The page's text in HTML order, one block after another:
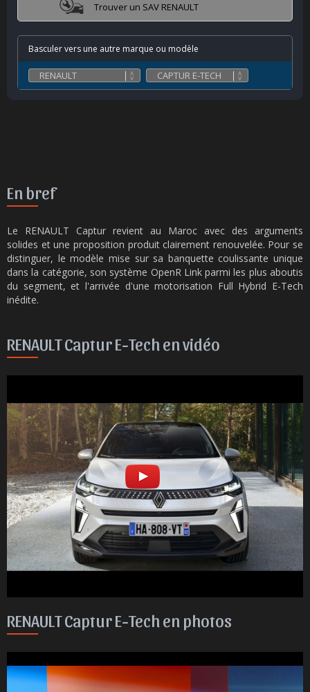
Trouver un SAV RENAULT
Basculer vers une autre marque ou modèle
En bref
Le RENAULT Captur revient au Maroc avec des arguments
solides et une proposition produit clairement renouvelée. Pour se
distinguer, le modèle mise sur sa banquette coulissante unique
dans la catégorie, son système OpenR Link parmi les plus aboutis
du segment, et l'arrivée d'une motorisation Full Hybrid E-Tech
inédite.
RENAULT Captur E-Tech en vidéo
RENAULT Captur E-Tech en photos